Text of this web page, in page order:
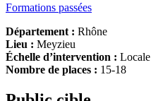
Formations passées
Département : Rhône
Lieu : Meyzieu
Échelle d’intervention : Locale
Nombre de places : 15-18